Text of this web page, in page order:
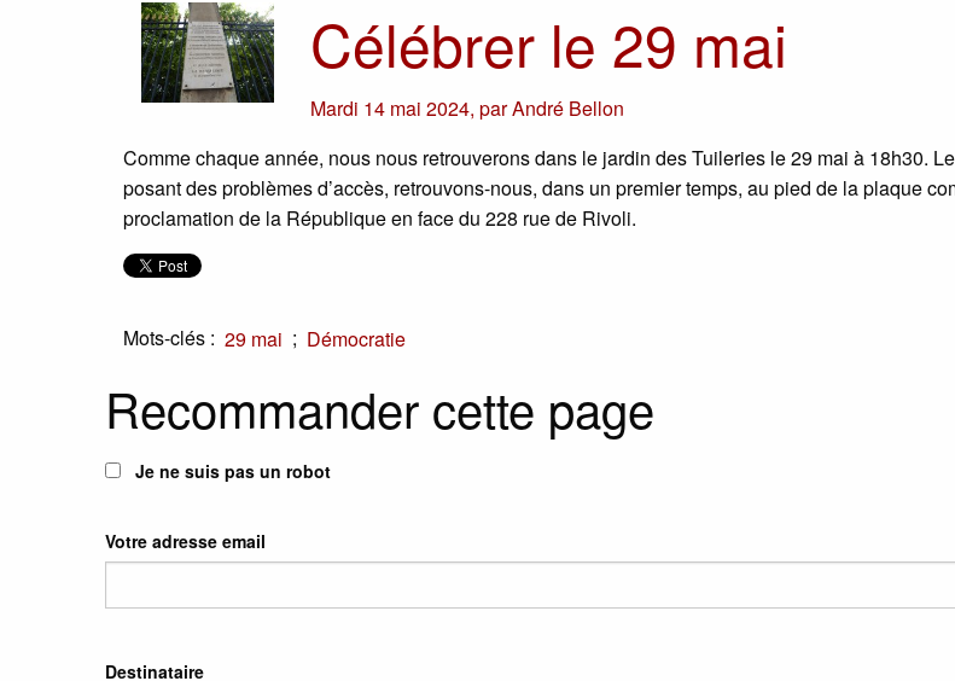
Célébrer le 29 mai
Mardi 14 mai 2024,parAndré Bellon
Comme chaque année, nous nous retrouverons dans le jardin des Tuileries le 29 mai à 18h30.
posant des problèmes d’accès, retrouvons-nous, dans un premier temps, au pied de la plaque
proclamation de la République en face du 228 rue de Rivoli.
Mots-clés : 29 mai ; Démocratie
Recommander cette page
Je ne suis pas un robot
Votre adresse email
Destinataire